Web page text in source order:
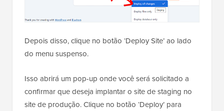
Depois disso, clique no botão ‘Deploy Site’ ao lado
do menu suspenso.
Isso abrirá um pop-up onde você será solicitado a
confirmar que deseja implantar o site de staging no
site de produção. Clique no botão ‘Deploy’ para